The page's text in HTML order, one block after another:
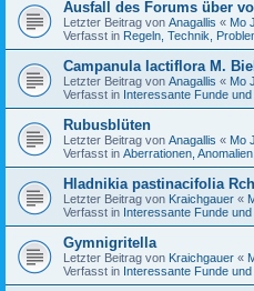
Ausfall des Forums über
Letzter Beitrag von Anagallis « Mo
Verfasst in Regeln, Technik,
Campanula lactiflora M.
Letzter Beitrag von Anagallis « Mo
Verfasst in Interessante Funde
Rubusblüten
Letzter Beitrag von Anagallis « Mo
Verfasst in Aberrationen,
Hladnikia pastinacifolia
Letzter Beitrag von Kraichgauer «
Verfasst in Interessante Funde
Gymnigritella
Letzter Beitrag von Kraichgauer «
Verfasst in Interessante Funde